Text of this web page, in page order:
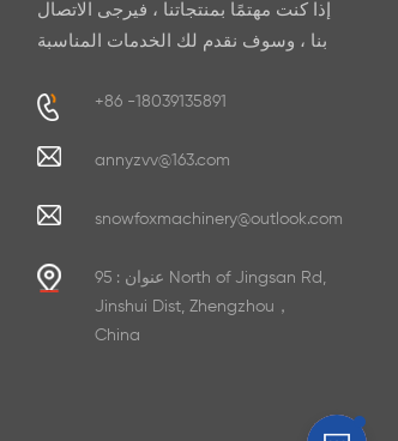
إذا كنت مهتمًا بمنتجاتنا ، فيرجى الاتصال
بنا ، وسوف نقدم لك الخدمات المناسبة
+86 -18039135891
annyzvv@163.com
snowfoxmachinery@outlook.com
عنوان : 95 North of Jingsan Rd,
Jinshui Dist, Zhengzhou，
China